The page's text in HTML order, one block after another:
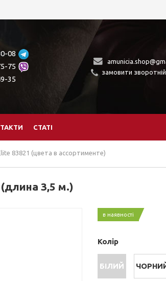
08
75
35
замовити
СТАТІ
83821 (цвета в ассортименте)
3,5 м.)
в наявності
Колір
БІЛИЙ